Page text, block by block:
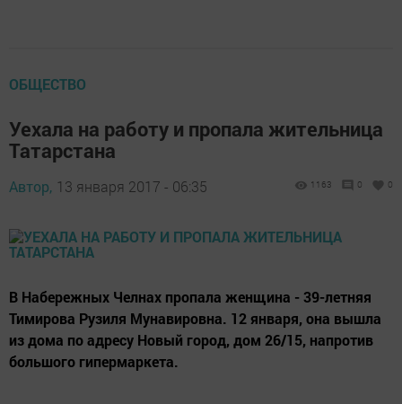
ОБЩЕСТВО
Уехала на работу и пропала жительница
Татарстана
Автор, 13 января 2017 - 06:35 1163 0 0
В Набережных Челнах пропала женщина - 39-летняя
Тимирова Рузиля Мунавировна. 12 января, она вышла
из дома по адресу Новый город, дом 26/15, напротив
большого гипермаркета.